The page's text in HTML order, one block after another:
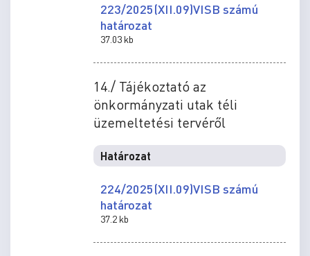
223/2025(XII.09)VISB számú
határozat
37.03 kb
14./ Tájékoztató az
önkormányzati utak téli
üzemeltetési tervéről
Határozat
224/2025(XII.09)VISB számú
határozat
37.2 kb